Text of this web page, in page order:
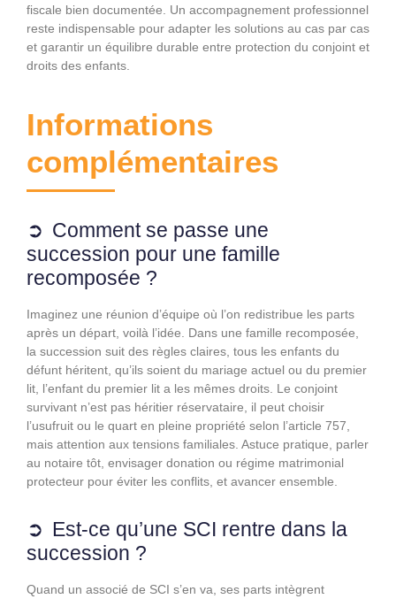
fiscale bien documentée. Un accompagnement professionnel
reste indispensable pour adapter les solutions au cas par cas
et garantir un équilibre durable entre protection du conjoint et
droits des enfants.
Informations
complémentaires
Comment se passe une
succession pour une famille
recomposée ?
Imaginez une réunion d’équipe où l’on redistribue les parts
après un départ, voilà l’idée. Dans une famille recomposée,
la succession suit des règles claires, tous les enfants du
défunt héritent, qu’ils soient du mariage actuel ou du premier
lit, l’enfant du premier lit a les mêmes droits. Le conjoint
survivant n’est pas héritier réservataire, il peut choisir
l’usufruit ou le quart en pleine propriété selon l’article 757,
mais attention aux tensions familiales. Astuce pratique, parler
au notaire tôt, envisager donation ou régime matrimonial
protecteur pour éviter les conflits, et avancer ensemble.
Est-ce qu’une SCI rentre dans la
succession ?
Quand un associé de SCI s’en va, ses parts intègrent